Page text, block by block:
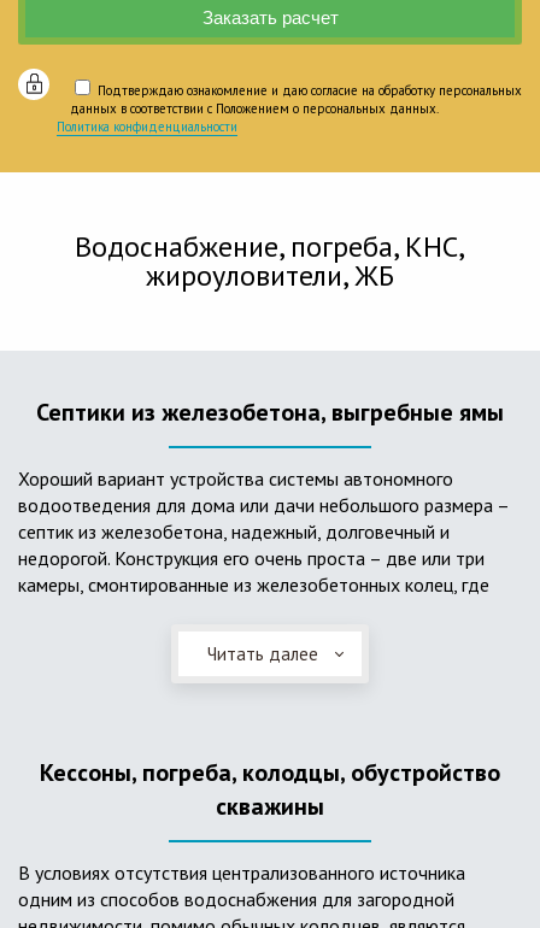
Подтверждаю ознакомление и даю согласие на обработку персональных
данных в соответствии с Положением о персональных данных.
Политика конфиденциальности
Водоснабжение, погреба, КНС,
жироуловители, ЖБ
Септики из железобетона, выгребные ямы
Хороший вариант устройства системы автономного
водоотведения для дома или дачи небольшого размера –
септик из железобетона, надежный, долговечный и
недорогой. Конструкция его очень проста – две или три
камеры, смонтированные из железобетонных колец, где
слой дренажа, устроенный из щебня и песка. Для септика
требуется только очищение через определенное время
большую прочность по сравнению с пластиковыми
Читать далее
Кессоны, погреба, колодцы, обустройство
скважины
В условиях отсутствия централизованного источника
одним из способов водоснабжения для загородной